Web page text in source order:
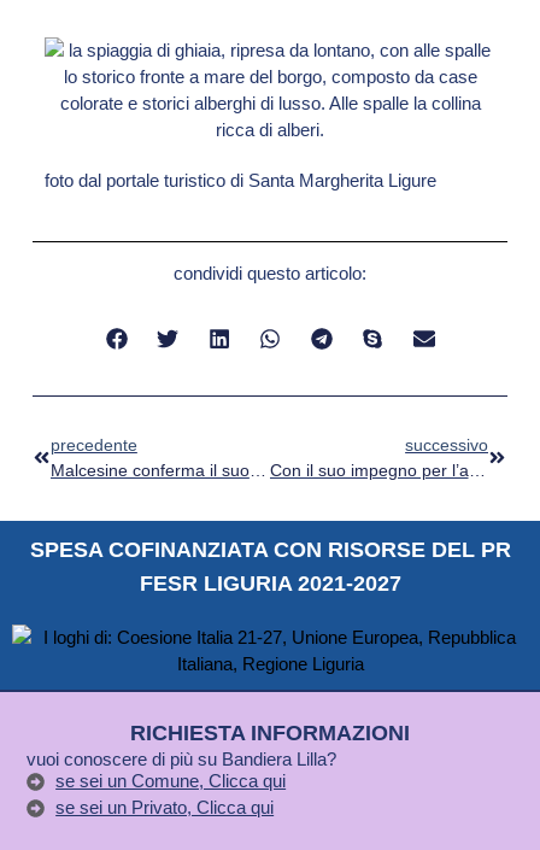
foto dal portale turistico di Santa Margherita Ligure
condividi questo articolo:
precedente
Malcesine conferma il suo impegno per l’accessibilità e ottiene la sua seconda Bandiera Lilla
successivo
SPESA COFINANZIATA CON RISORSE DEL PR
FESR LIGURIA 2021-2027
RICHIESTA INFORMAZIONI
vuoi conoscere di più su Bandiera Lilla?
se sei un Comune, Clicca qui
se sei un Privato, Clicca qui